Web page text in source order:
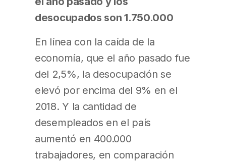
desocupados son 1.750.000
En línea con la caída de la
economía, que el año pasado fue
del 2,5%, la desocupación se
elevó por encima del 9% en el
2018. Y la cantidad de
desempleados en el país
aumentó en 400.000
trabajadores, en comparación